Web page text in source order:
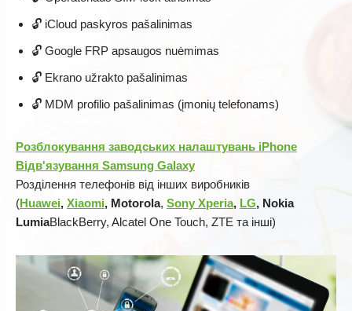
🔓 iCloud paskyros pašalinimas
🔓 Google FRP apsaugos nuėmimas
🔓 Ekrano užrakto pašalinimas
🔓 MDM profilio pašalinimas (įmonių telefonams)
Розблокування заводських налаштувань iPhone
Відв'язування Samsung Galaxy
Розділення телефонів від інших виробників
(Huawei, Xiaomi, Motorola, Sony Xperia, LG, Nokia
LumiaBlackBerry, Alcatel One Touch, ZTE та інші)